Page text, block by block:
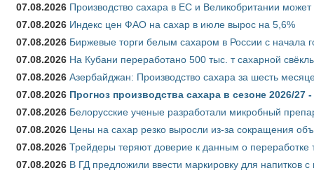
07.08.2026 Производство сахара в ЕС и Великобритании
07.08.2026 Индекс цен ФАО на сахар в июле вырос на 5,6%
07.08.2026 Биржевые торги белым сахаром в России с начала
07.08.2026 На Кубани переработано 500 тыс. т сахарной
07.08.2026 Азербайджан: Производство сахара за шесть
07.08.2026 Прогноз производства сахара в сезоне 2026/
07.08.2026 Белорусские ученые разработали микробный
07.08.2026 Цены на сахар резко выросли из-за сокращения
07.08.2026 Трейдеры теряют доверие к данным о переработке
07.08.2026 В ГД предложили ввести маркировку для напитков